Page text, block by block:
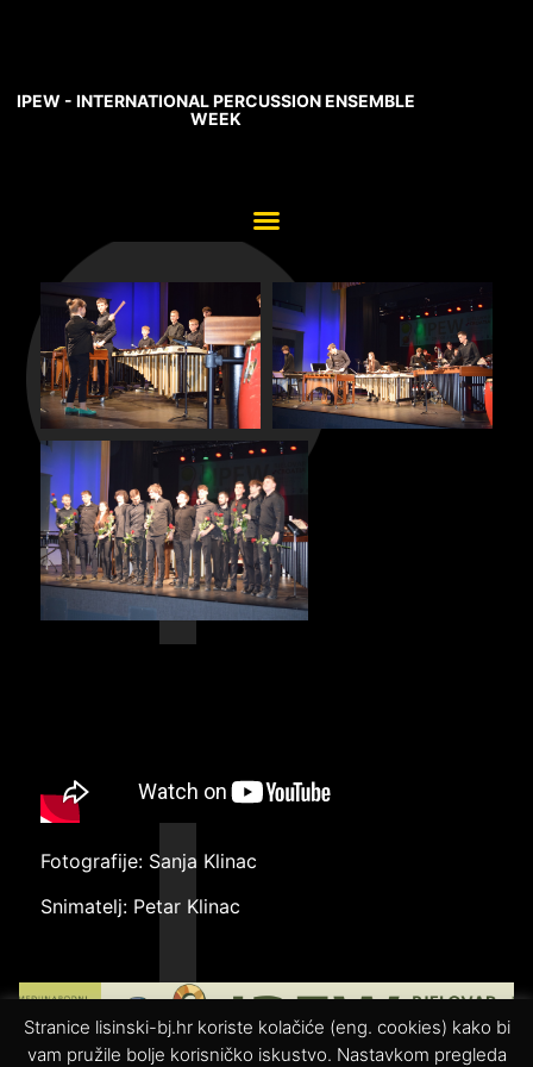
IPEW - INTERNATIONAL PERCUSSION ENSEMBLE
WEEK
Fotografije: Sanja Klinac
Snimatelj: Petar Klinac
Stranice lisinski-bj.hr koriste kolačiće (eng. cookies) kako bi
vam pružile bolje korisničko iskustvo. Nastavkom pregleda